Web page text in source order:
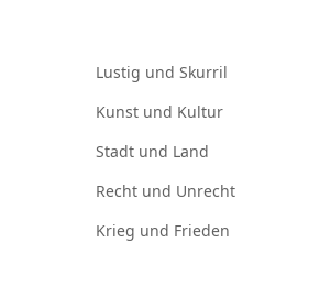
Lustig und Skurril
Kunst und Kultur
Stadt und Land
Recht und Unrecht
Krieg und Frieden